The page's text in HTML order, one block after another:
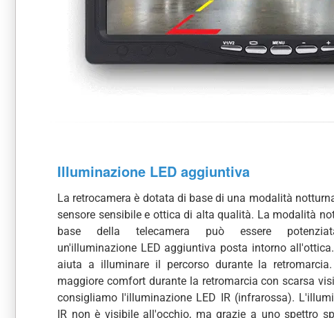
Illuminazione LED aggiuntiva
La retrocamera è dotata di base di una modalità
sensore sensibile e ottica di alta qualità. La modalità
base della telecamera può essere
un'illuminazione LED aggiuntiva posta intorno
aiuta a illuminare il percorso durante la
maggiore comfort durante la retromarcia con scarsa
consigliamo l'illuminazione LED IR (infrarossa).
IR non è visibile all'occhio, ma grazie a uno spettro